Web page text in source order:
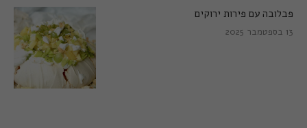
פבלובה עם פירות ירוקים
13 בספטמבר 2025